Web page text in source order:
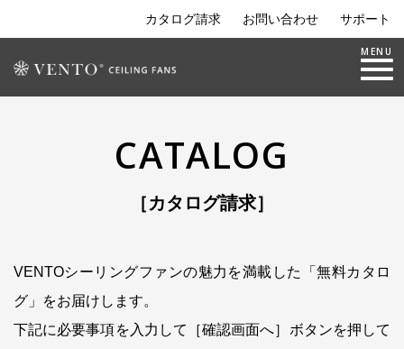
カタログ請求 お問い合わせ サポート
Toggle
MENU
CATALOG
［カタログ請求］
VENTOシーリングファンの魅力を満載した「無料カタロ
グ」をお届けします。
下記に必要事項を入力して［確認画面へ］ボタンを押して